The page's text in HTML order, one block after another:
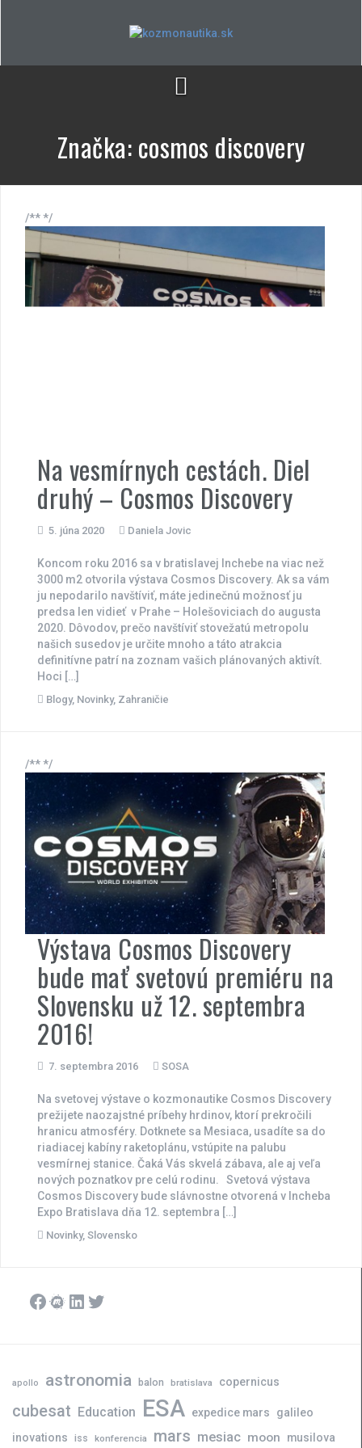
Značka:cosmos discovery
/** */
Na vesmírnych cestách. Diel
druhý – Cosmos Discovery
5. júna 2020 Daniela Jovic
Koncom roku 2016 sa v bratislavej Inchebe na viac než
3000 m2 otvorila výstava Cosmos Discovery. Ak sa vám
ju nepodarilo navštíviť, máte jedinečnú možnosť ju
predsa len vidieť v Prahe – Holešoviciach do augusta
2020. Dôvodov, prečo navštíviť stovežatú metropolu
našich susedov je určite mnoho a táto atrakcia
definitívne patrí na zoznam vašich plánovaných aktivít.
Hoci […]
Blogy, Novinky, Zahraničie
/** */
Výstava Cosmos Discovery
bude mať svetovú premiéru na
Slovensku už 12. septembra
2016!
7. septembra 2016 SOSA
Na svetovej výstave o kozmonautike Cosmos Discovery
prežijete naozajstné príbehy hrdinov, ktorí prekročili
hranicu atmosféry. Dotknete sa Mesiaca, usadíte sa do
riadiacej kabíny raketoplánu, vstúpite na palubu
vesmírnej stanice. Čaká Vás skvelá zábava, ale aj veľa
nových poznatkov pre celú rodinu. Svetová výstava
Cosmos Discovery bude slávnostne otvorená v Incheba
Expo Bratislava dňa 12. septembra […]
Novinky, Slovensko
Facebook
Meetup
LinkedIn
Twitter
apollo astronomia balon bratislava copernicus
cubesat Education ESA expedice mars
galileo
inovations iss konferencia mars mesiac moon musilova